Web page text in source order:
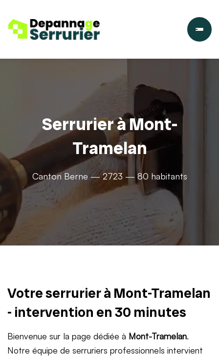
Serrurier à Mont-
Tramelan
Canton Berne — 2723 — 80 habitants
Votre serrurier à Mont-Tramelan
- intervention en 30 minutes
Bienvenue sur la page dédiée à Mont-Tramelan.
Notre équipe de serruriers professionnels intervient